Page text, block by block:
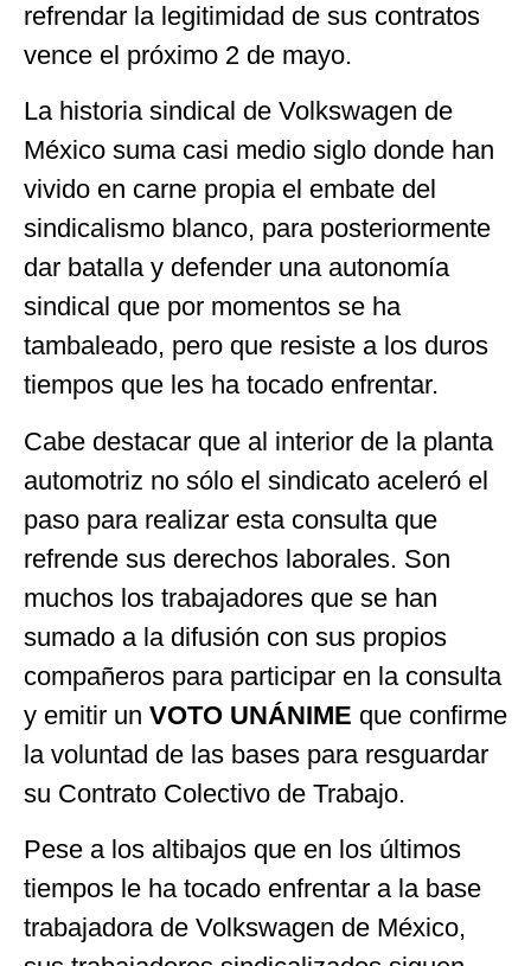
refrendar la legitimidad de sus contratos
vence el próximo 2 de mayo.
La historia sindical de Volkswagen de
México suma casi medio siglo donde han
vivido en carne propia el embate del
sindicalismo blanco, para posteriormente
dar batalla y defender una autonomía
sindical que por momentos se ha
tambaleado, pero que resiste a los duros
tiempos que les ha tocado enfrentar.
Cabe destacar que al interior de la planta
automotriz no sólo el sindicato aceleró el
paso para realizar esta consulta que
refrende sus derechos laborales. Son
muchos los trabajadores que se han
sumado a la difusión con sus propios
compañeros para participar en la consulta
y emitir un VOTO UNÁNIME que confirme
la voluntad de las bases para resguardar
su Contrato Colectivo de Trabajo.
Pese a los altibajos que en los últimos
tiempos le ha tocado enfrentar a la base
trabajadora de Volkswagen de México,